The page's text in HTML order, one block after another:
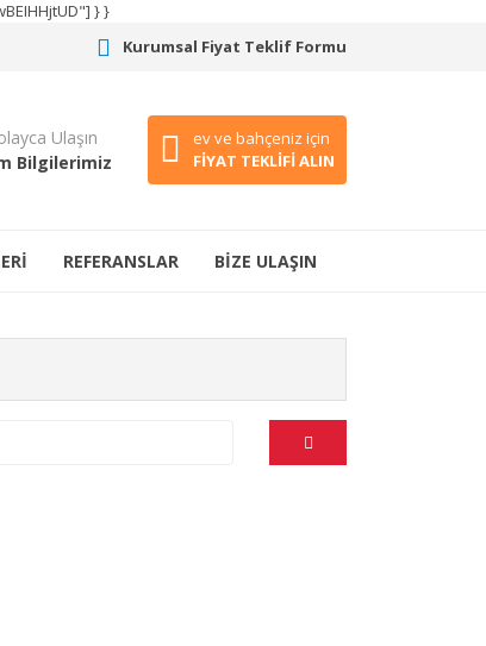
} }
Kurumsal Fiyat Teklif Formu
Ulaşın
Bilgilerimiz
ev ve bahçeniz için
FİYAT TEKLİFİ ALIN
REFERANSLAR BİZE ULAŞIN